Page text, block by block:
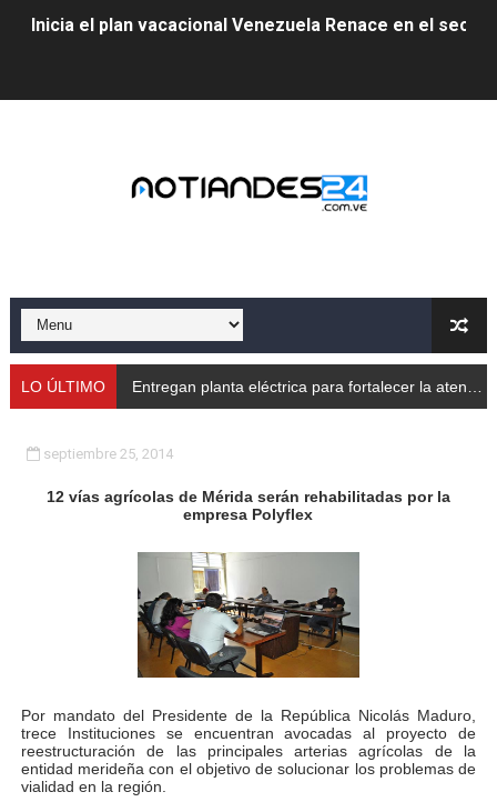
Inicia el plan vacacional Venezuela Renace en el
Dictan MasterClass en el marco del Encuentro LAGO
Gobernador Arnaldo Sánchez apadrina a más de 993
Venezuela instala su primer detector de
Gobernación de Mérida instalará mesa de trabajo con
Niños merideños potencian su talento en plan
Fundecem ofrece taller de bordado en punto de cruz
Gobierno bolivariano avanza en la transformación del
Niños merideños aprenden sobre gaita de tambora
Hospital universitario muestra sus avances en visita
LO ÚLTIMO Entregan planta eléctrica para fortalecer la atención sanitaria en Ejido
septiembre 25, 2014
12 vías agrícolas de Mérida serán rehabilitadas por la
empresa Polyflex
Por mandato del Presidente de la República Nicolás Maduro,
trece Instituciones se encuentran avocadas al proyecto de
reestructuración de las principales arterias agrícolas de la
entidad merideña con el objetivo de solucionar los problemas de
vialidad en la región.